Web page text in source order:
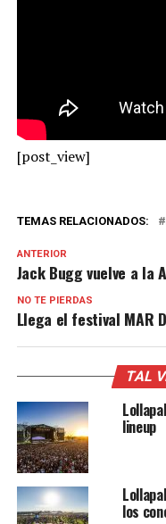
[post_view]
TEMAS RELACIONADOS:
ANTERIOR
Jack Bugg vuelve a la
NO TE PIERDAS
Llega el festival MAR
TAL
lineup
los